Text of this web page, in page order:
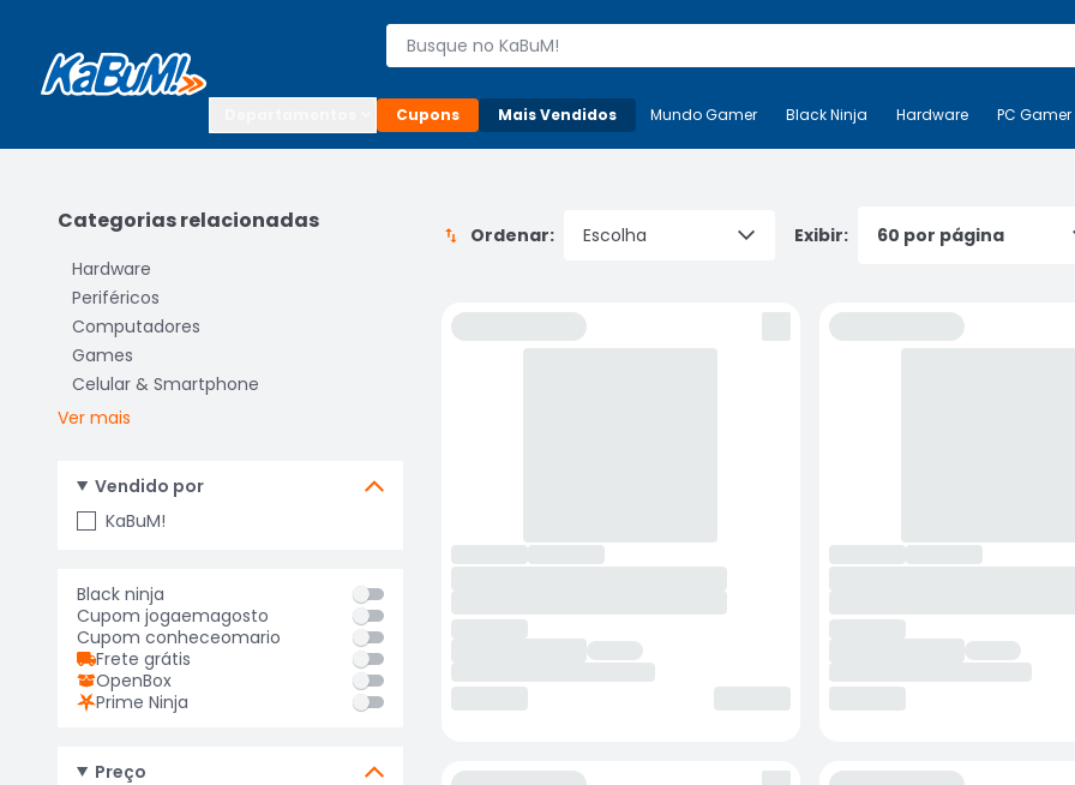
Buscar produtos
Cupons Mais Vendidos Mais-v- Mundo Gamer Black Ninja Hardware
Mundo Gamer Black Ninja Hardware PC Gamer
Categorias relacionadas
Hardware
Periféricos
Computadores
Games
Celular & Smartphone
Ver mais
Vendido por
KaBuM!
Black ninja
Cupom jogaemagosto
Cupom conheceomario
Frete grátis
OpenBox
Prime Ninja
Preço
Ordenar: Exibir: